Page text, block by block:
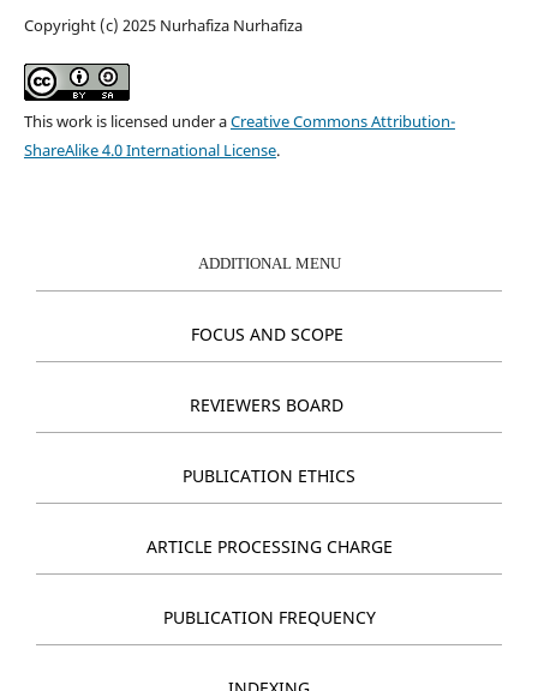
Copyright (c) 2025 Nurhafiza Nurhafiza
This work is licensed under aCreative Commons Attribution-
ShareAlike 4.0 International License.
ADDITIONAL MENU
FOCUS AND SCOPE
REVIEWERS BOARD
PUBLICATION ETHICS
ARTICLE PROCESSING CHARGE
PUBLICATION FREQUENCY